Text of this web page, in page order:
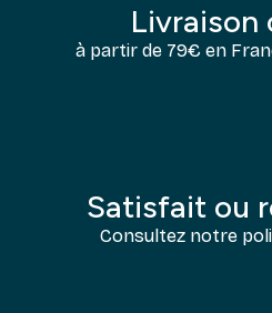
à partir de 79€ en
Satisfait ou
Consultez notre